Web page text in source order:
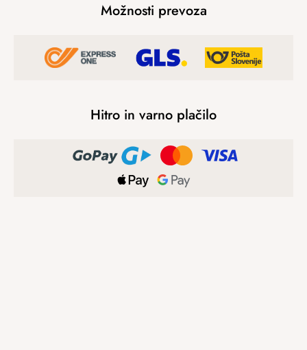
Možnosti prevoza
Hitro in varno plačilo